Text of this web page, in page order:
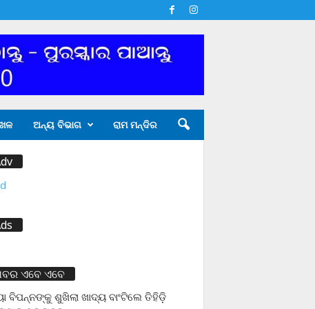
ଅନ୍ୟ ବିଭାଗ ରାମ ମନ୍ଦିର
ଏବେ ଏବେ
ବିପନ୍ନଙ୍କୁ ଶୁଖିଲା ଖାଦ୍ୟ ବାଂଟିଲେ ତିହିଡି଼